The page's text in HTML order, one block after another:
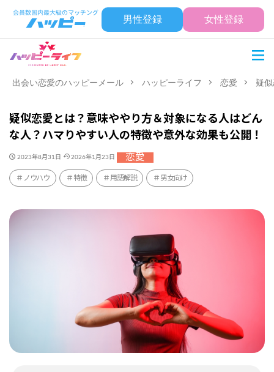
男性登録 女性登録
出会い恋愛のハッピーメール ハッピーライフ 恋愛 疑
疑似恋愛とは？意味ややり方＆対象になる人はどん
な人？ハマりやすい人の特徴や意外な効果も公開！
2023年8月31日 2026年1月23日 恋愛
ノウハウ 特徴 用語解説 男女向け